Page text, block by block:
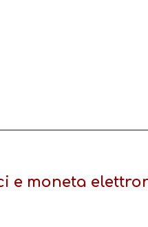
e moneta